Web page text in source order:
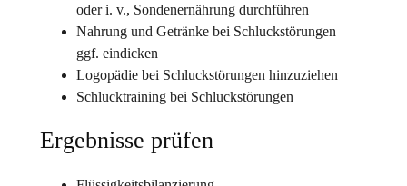
oder i. v., Sondenernährung durchführen
Nahrung und Getränke bei Schluckstörungen
ggf. eindicken
Logopädie bei Schluckstörungen hinzuziehen
Schlucktraining bei Schluckstörungen
Ergebnisse prüfen